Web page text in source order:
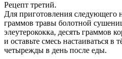
Рецепт третий.
Для приготовления следующего
граммов травы болотной
элеутерококка, десять граммов
и оставьте смесь настаиваться
четырежды в день после еды.